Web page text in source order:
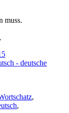
muss.
,
,